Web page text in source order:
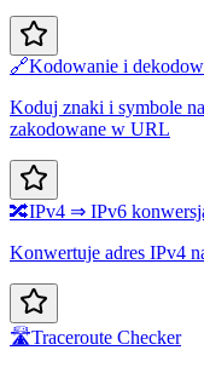
🔗Kodowanie i
Koduj znaki i symbole
zakodowane w URL
🔀IPv4 ⇒ IPv6
Konwertuje adres IPv4
🛣️Traceroute Checker